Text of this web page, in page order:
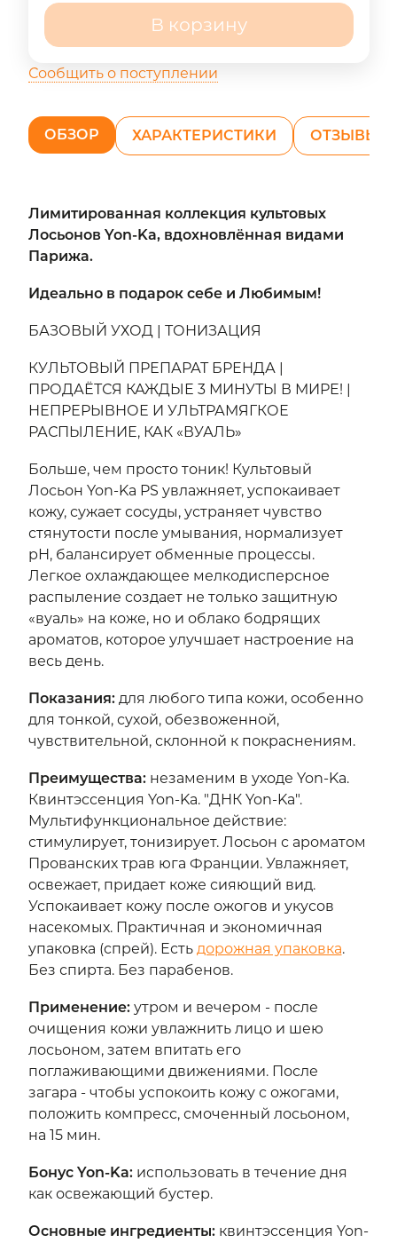
В корзину
Сообщить о поступлении
ОБЗОР ХАРАКТЕРИСТИКИ ОТЗЫВЫ
Лимитированная коллекция культовых
Лосьонов Yon-Ka, вдохновлённая видами
Парижа.
Идеально в подарок себе и Любимым!
БАЗОВЫЙ УХОД | ТОНИЗАЦИЯ
КУЛЬТОВЫЙ ПРЕПАРАТ БРЕНДА |
ПРОДАЁТСЯ КАЖДЫЕ 3 МИНУТЫ В МИРЕ! |
НЕПРЕРЫВНОЕ И УЛЬТРАМЯГКОЕ
РАСПЫЛЕНИЕ, КАК «ВУАЛЬ»
Больше, чем просто тоник! Культовый
Лосьон Yon-Ka PS увлажняет, успокаивает
кожу, сужает сосуды, устраняет чувство
стянутости после умывания, нормализует
рН, балансирует обменные процессы.
Легкое охлаждающее мелкодисперсное
распыление создает не только защитную
«вуаль» на коже, но и облако бодрящих
ароматов, которое улучшает настроение на
весь день.
Показания:для любого типа кожи, особенно
для тонкой, сухой, обезвоженной,
чувствительной, склонной к покраснениям.
Преимущества:незаменим в уходе Yon-Ka.
Квинтэссенция Yon-Ka. "ДНК Yon-Ka".
Мультифункциональное действие:
стимулирует, тонизирует. Лосьон с ароматом
Прованских трав юга Франции. Увлажняет,
освежает, придает коже сияющий вид.
Успокаивает кожу после ожогов и укусов
насекомых. Практичная и экономичная
упаковка (спрей). Есть дорожная упаковка.
Без спирта. Без парабенов.
Применение:утром и вечером - после
очищения кожи увлажнить лицо и шею
лосьоном, затем впитать его
поглаживающими движениями. После
загара - чтобы успокоить кожу с ожогами,
положить компресс, смоченный лосьоном,
на 15 мин.
Бонус Yon-Ka:использовать в течение дня
как освежающий бустер.
Основные ингредиенты:квинтэссенция Yon-